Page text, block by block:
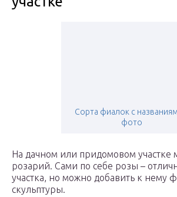
Сорта фиалок с
фото
На дачном или придомовом участке
розарий. Сами по себе розы –
участка, но можно добавить к нему
скульптуры.